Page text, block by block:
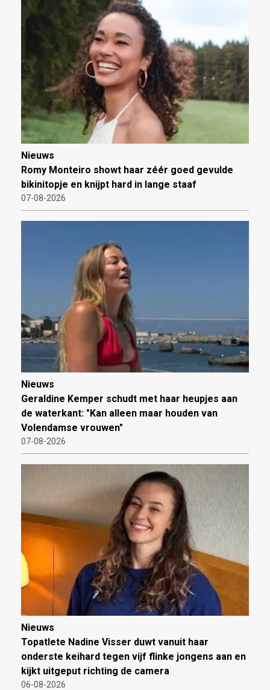
Nieuws
Romy Monteiro showt haar zéér goed gevulde
bikinitopje en knijpt hard in lange staaf
07-08-2026
Nieuws
Geraldine Kemper schudt met haar heupjes aan
de waterkant: "Kan alleen maar houden van
Volendamse vrouwen"
07-08-2026
Nieuws
Topatlete Nadine Visser duwt vanuit haar
onderste keihard tegen vijf flinke jongens aan en
kijkt uitgeput richting de camera
06-08-2026